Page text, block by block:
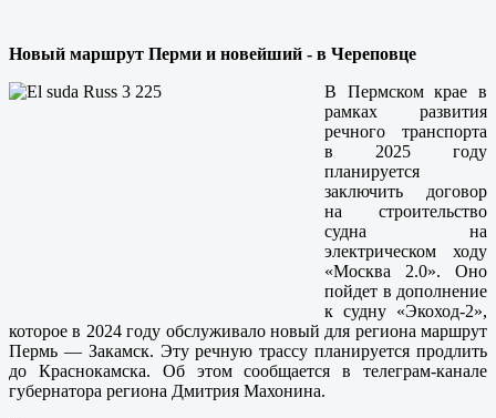
Новый маршрут Перми и новейший - в Череповце
В Пермском крае в
рамках развития
речного транспорта
в 2025 году
планируется
заключить договор
на строительство
судна на
электрическом ходу
«Москва 2.0». Оно
пойдет в дополнение
к судну «Экоход-2»,
которое в 2024 году обслуживало новый для региона маршрут
Пермь — Закамск. Эту речную трассу планируется продлить
до Краснокамска. Об этом сообщается в телеграм-канале
губернатора региона Дмитрия Махонина.